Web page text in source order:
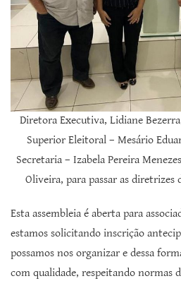
Diretora Executiva, Lidiane
Superior Eleitoral – Mesário
Secretaria – Izabela Pereira
Oliveira, para passar as
Esta assembleia é aberta para
estamos solicitando inscrição
possamos nos organizar e dessa
com qualidade, respeitando normas